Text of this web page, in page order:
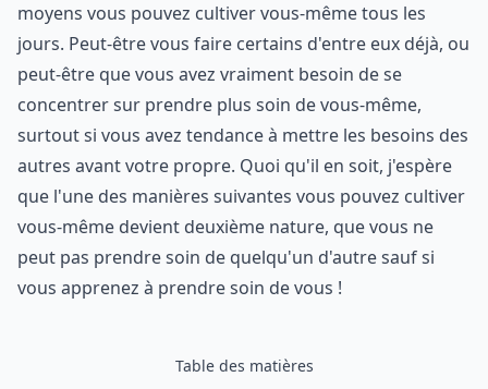
moyens vous pouvez cultiver vous-même tous les
jours. Peut-être vous faire certains d'entre eux déjà, ou
peut-être que vous avez vraiment besoin de se
concentrer sur prendre plus soin de vous-même,
surtout si vous avez tendance à mettre les besoins des
autres avant votre propre. Quoi qu'il en soit, j'espère
que l'une des manières suivantes vous pouvez cultiver
vous-même devient deuxième nature, que vous ne
peut pas prendre soin de quelqu'un d'autre sauf si
vous apprenez à prendre soin de vous !
Table des matières